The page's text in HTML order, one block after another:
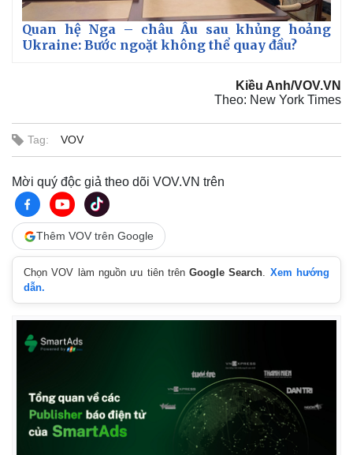
Vụ án
Tin nóng
Tư vấn luật
Quân sự - Quốc phòng
Vũ khí
Việt Nam
Phân tích
Quan hệ Nga – châu Âu sau khủng hoảng
Ukraine: Bước ngoặt không thể quay đầu?
Kiều Anh/VOV.VN
Theo: New York Times
Tag: VOV
Mời quý độc giả theo dõi VOV.VN trên
Thêm VOV trên Google
Chọn VOV làm nguồn ưu tiên trênGoogle Search. Xem hướng
dẫn.